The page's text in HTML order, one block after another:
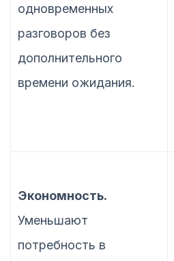
одновременных
разговоров без
дополнительного
времени ожидания.
Экономность.
Уменьшают
потребность в